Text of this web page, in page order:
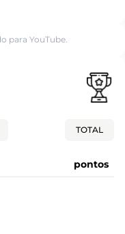
para YouTube.
TOTAL
pontos